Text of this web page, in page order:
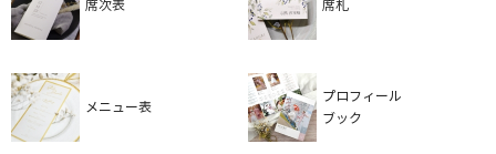
席次表 席札
メニュー表
プロフィール
ブック